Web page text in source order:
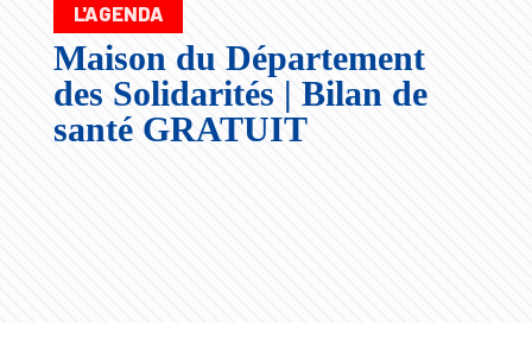
L'AGENDA
Maison du Département
des Solidarités | Bilan de
santé GRATUIT